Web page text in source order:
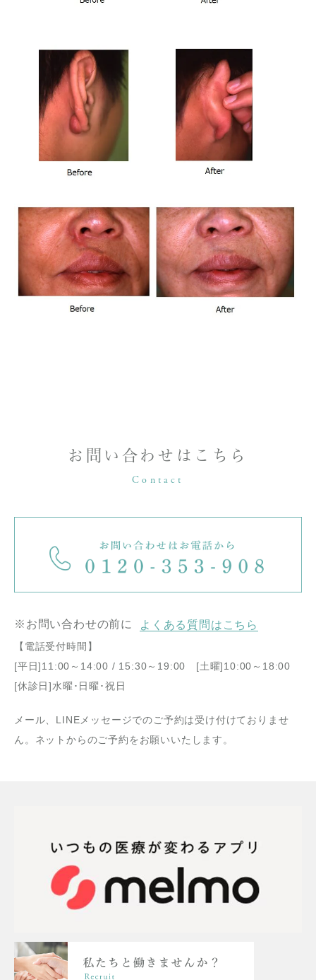
お問い合わせはこちら
Contact
※お問い合わせの前に よくある質問はこちら
【電話受付時間】
[平日]11:00～14:00 / 15:30～19:00 [土曜]10:00～18:00
[休診日]水曜･日曜･祝日
メール、LINEメッセージでのご予約は受け付けておりませ
ん。ネットからのご予約をお願いいたします。